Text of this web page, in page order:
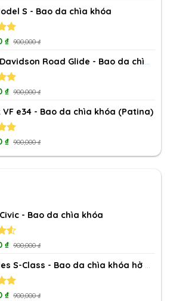
S - Bao da chìa khóa
₫ 900,000₫
Road Glide - Bao da chìa khóa
₫ 900,000₫
e34 - Bao da chìa khóa (Patina)
₫ 900,000₫
- Bao da chìa khóa
₫ 900,000₫
S-Class - Bao da chìa khóa hở nút
₫ 900,000₫